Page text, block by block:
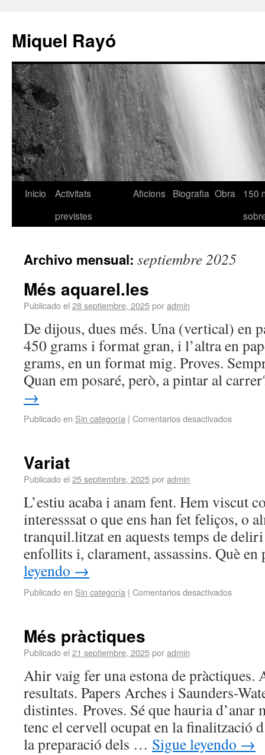
Miquel Rayó
Inicio
Activitats
previstes
Aficions Biografia Obra
150
Archivo mensual: septiembre 2025
Més aquarel.les
Publicado el 28 septiembre, 2025poradmin
De dijous, dues més. Una (vertical) en
450 grams i format gran, i l’altra en
grams, en un format mig. Proves.
Quan em posaré, però, a pintar al
→
Publicado en Sin categoría | Comentarios desactivados
Variat
Publicado el 25 septiembre, 2025poradmin
L’estiu acaba i anam fent. Hem viscut
interesssat o que ens han fet feliços, o
tranquil.litzat en aquests temps de
enfollits i, clarament, assassins. Què
leyendo →
Publicado en Sin categoría | Comentarios desactivados
Més pràctiques
Publicado el 21 septiembre, 2025poradmin
Ahir vaig fer una estona de pràctiques.
resultats. Papers Arches i Saunders-
distintes. Proves. Sé que hauria d’anar
tenc el cervell ocupat en la finalització
la preparació dels … Sigue leyendo →